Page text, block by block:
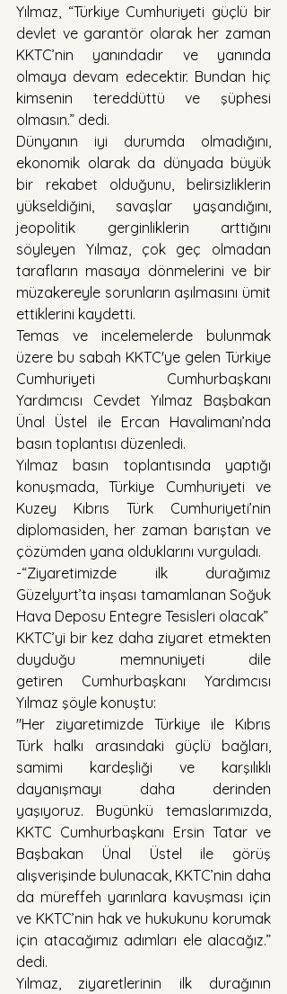
Yılmaz, “Türkiye Cumhuriyeti güçlü bir
devlet ve garantör olarak her zaman
KKTC’nin yanındadır ve yanında
olmaya devam edecektir. Bundan hiç
kimsenin tereddüttü ve şüphesi
olmasın.” dedi.
Dünyanın iyi durumda olmadığını,
ekonomik olarak da dünyada büyük
bir rekabet olduğunu, belirsizliklerin
yükseldiğini, savaşlar yaşandığını,
jeopolitik gerginliklerin arttığını
söyleyen Yılmaz, çok geç olmadan
tarafların masaya dönmelerini ve bir
müzakereyle sorunların aşılmasını ümit
ettiklerini kaydetti.
Temas ve incelemelerde bulunmak
üzere bu sabah KKTC'ye gelen Türkiye
Cumhuriyeti Cumhurbaşkanı
Yardımcısı Cevdet Yılmaz Başbakan
Ünal Üstel ile Ercan Havalimanı’nda
basın toplantısı düzenledi.
Yılmaz basın toplantısında yaptığı
konuşmada, Türkiye Cumhuriyeti ve
Kuzey Kıbrıs Türk Cumhuriyeti’nin
diplomasiden, her zaman barıştan ve
çözümden yana olduklarını vurguladı.
-“Ziyaretimizde ilk durağımız
Güzelyurt’ta inşası tamamlanan Soğuk
Hava Deposu Entegre Tesisleri olacak”
KKTC’yi bir kez daha ziyaret etmekten
duyduğu memnuniyeti dile
getiren Cumhurbaşkanı Yardımcısı
Yılmaz şöyle konuştu:
"Her ziyaretimizde Türkiye ile Kıbrıs
Türk halkı arasındaki güçlü bağları,
samimi kardeşliği ve karşılıklı
dayanışmayı daha derinden
yaşıyoruz. Bugünkü temaslarımızda,
KKTC Cumhurbaşkanı Ersin Tatar ve
Başbakan Ünal Üstel ile görüş
alışverişinde bulunacak, KKTC’nin daha
da müreffeh yarınlara kavuşması için
ve KKTC’nin hak ve hukukunu korumak
için atacağımız adımları ele alacağız.”
dedi.
Yılmaz, ziyaretlerinin ilk durağının